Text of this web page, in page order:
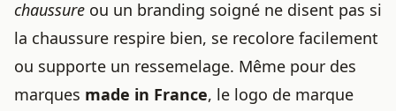
chaussure ou un branding soigné ne disent pas si
la chaussure respire bien, se recolore facilement
ou supporte un ressemelage. Même pour des
marques made in France, le logo de marque